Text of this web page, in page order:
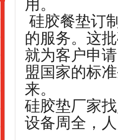
用。
硅胶餐垫订
的服务。这
就为客户申
盟国家的标
来。
硅胶垫厂家
设备周全，